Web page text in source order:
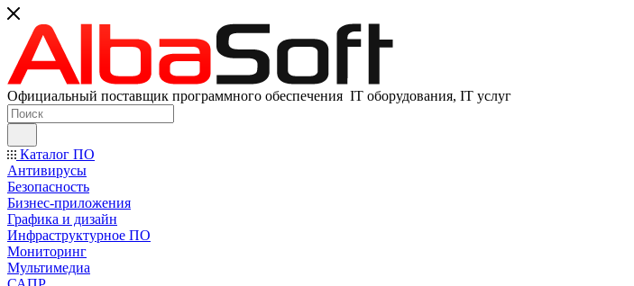
Официальный поставщик программного обеспечения IT оборудования, IT услуг
Каталог ПО
Антивирусы
Безопасность
Бизнес-приложения
Графика и дизайн
Инфраструктурное ПО
Мониторинг
Мультимедиа